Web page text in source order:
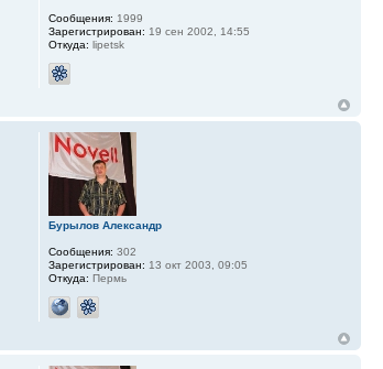
Сообщения: 1999
Зарегистрирован: 19 сен 2002, 14:55
Откуда: lipetsk
Бурылов Александр
Сообщения: 302
Зарегистрирован: 13 окт 2003, 09:05
Откуда: Пермь